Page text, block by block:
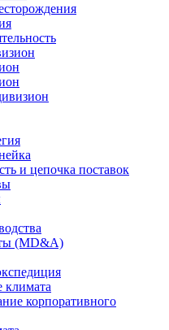
и цепочка поставок
(MD&A)
климата
корпоративного